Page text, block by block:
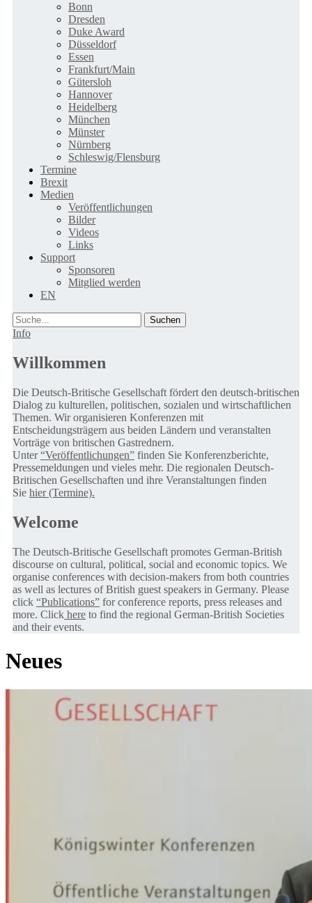
Bonn
Dresden
Duke Award
Düsseldorf
Essen
Frankfurt/Main
Gütersloh
Hannover
Heidelberg
München
Münster
Nürnberg
Schleswig/Flensburg
Termine
Brexit
Medien
Veröffentlichungen
Bilder
Videos
Links
Support
Sponsoren
Mitglied werden
EN
Suche
Info
Willkommen
Die Deutsch-Britische Gesellschaft fördert den deutsch-britischen
Dialog zu kulturellen, politischen, sozialen und wirtschaftlichen
Themen. Wir organisieren Konferenzen mit
Entscheidungsträgern aus beiden Ländern und veranstalten
Vorträge von britischen Gastrednern.
Unter“Veröffentlichungen” finden Sie Konferenzberichte,
Pressemeldungen und vieles mehr. Die regionalen Deutsch-
Britischen Gesellschaften und ihre Veranstaltungen finden
Sie hier (Termine).
Welcome
The Deutsch-Britische Gesellschaft promotes German-British
discourse on cultural, political, social and economic topics. We
organise conferences with decision-makers from both countries
as well as lectures of British guest speakers in Germany. Please
click “Publications” for conference reports, press releases and
more. Click here to find the regional German-British Societies
and their events.
Neues